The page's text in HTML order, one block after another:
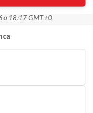
o 18:17 GMT+0